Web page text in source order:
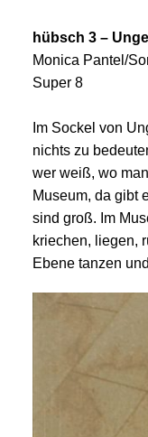
hübsch 3 –
Monica Pantel/
Super 8
Im Sockel von
nichts zu
wer weiß, wo
Museum, da gibt
sind groß. Im
kriechen, liegen,
Ebene tanzen